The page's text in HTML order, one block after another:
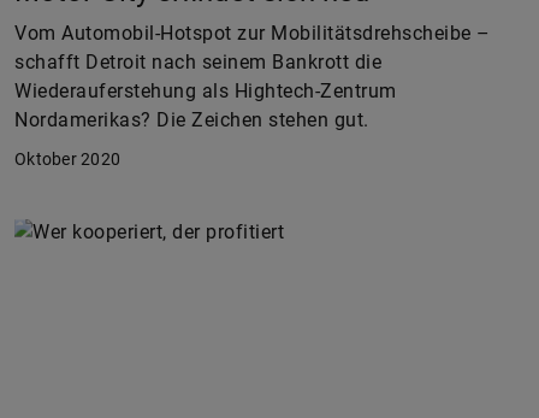
Vom Automobil-Hotspot zur Mobilitätsdrehscheibe –
schafft Detroit nach seinem Bankrott die
Wiederauferstehung als Hightech-Zentrum
Nordamerikas? Die Zeichen stehen gut.
Oktober 2020